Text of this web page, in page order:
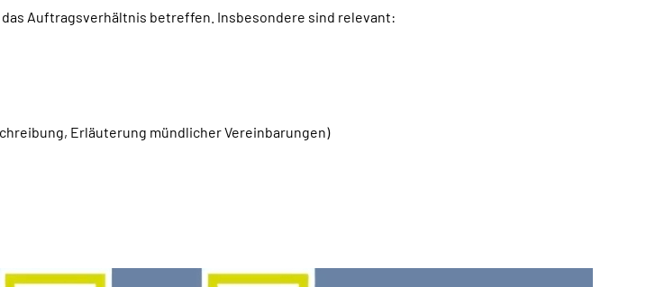
Auftragsverhältnis betreffen. Insbesondere sind relevant:
Erläuterung mündlicher Vereinbarungen)